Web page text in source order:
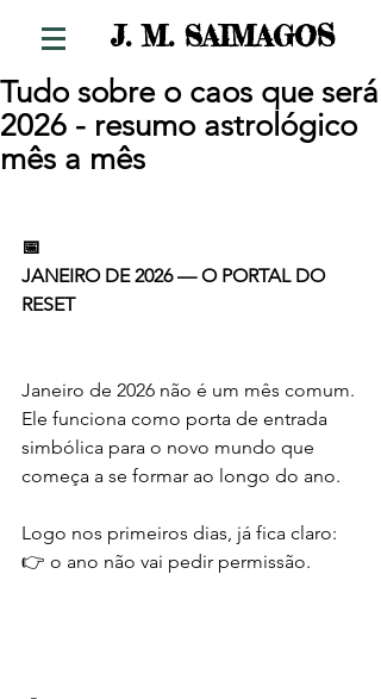
J. M. SAIMAGOS
Tudo sobre o caos que será
2026 - resumo astrológico
mês a mês
📅
JANEIRO DE 2026 — O PORTAL DO
RESET
Janeiro de 2026 não é um mês comum.
Ele funciona como porta de entrada
simbólica para o novo mundo que
começa a se formar ao longo do ano.
Logo nos primeiros dias, já fica claro:
👉 o ano não vai pedir permissão.